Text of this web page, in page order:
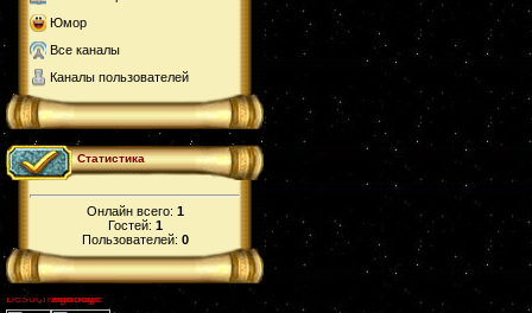
Юмор
Все каналы
Каналы пользователей
Статистика
Онлайн всего: 1
Гостей: 1
Пользователей: 0